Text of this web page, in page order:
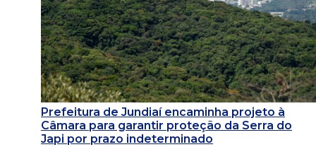
Prefeitura de Jundiaí encaminha projeto à
Câmara para garantir proteção da Serra do
Japi por prazo indeterminado